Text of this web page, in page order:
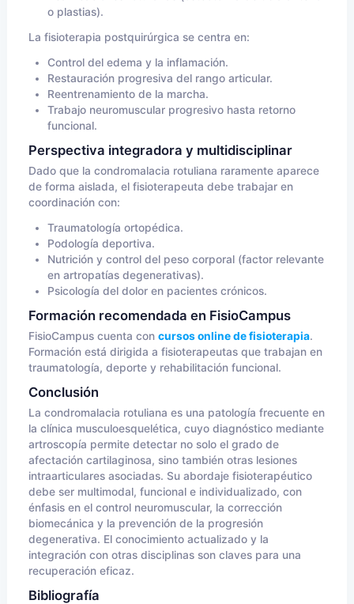
o plastias).
La fisioterapia postquirúrgica se centra en:
Control del edema y la inflamación.
Restauración progresiva del rango articular.
Reentrenamiento de la marcha.
Trabajo neuromuscular progresivo hasta retorno
funcional.
Perspectiva integradora y multidisciplinar
Dado que la condromalacia rotuliana raramente aparece
de forma aislada, el fisioterapeuta debe trabajar en
coordinación con:
Traumatología ortopédica.
Podología deportiva.
Nutrición y control del peso corporal (factor relevante
en artropatías degenerativas).
Psicología del dolor en pacientes crónicos.
Formación recomendada en FisioCampus
FisioCampus cuenta con cursos online de fisioterapia.
Formación está dirigida a fisioterapeutas que trabajan en
traumatología, deporte y rehabilitación funcional.
Conclusión
La condromalacia rotuliana es una patología frecuente en
la clínica musculoesquelética, cuyo diagnóstico mediante
artroscopía permite detectar no solo el grado de
afectación cartilaginosa, sino también otras lesiones
intraarticulares asociadas. Su abordaje fisioterapéutico
debe ser multimodal, funcional e individualizado, con
énfasis en el control neuromuscular, la corrección
biomecánica y la prevención de la progresión
degenerativa. El conocimiento actualizado y la
integración con otras disciplinas son claves para una
recuperación eficaz.
Bibliografía